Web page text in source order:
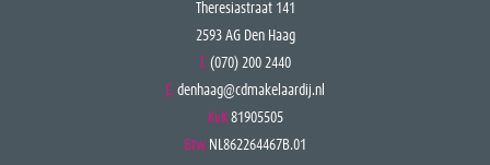
Theresiastraat 141
2593 AG Den Haag
T. (070) 200 2440
E. denhaag@cdmakelaardij.nl
KvK 81905505
Btw NL862264467B.01